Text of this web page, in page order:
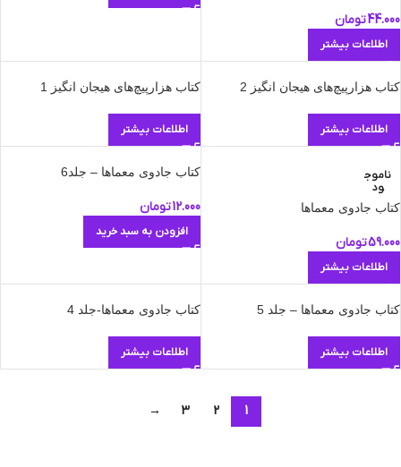
44.000تومان
اطلاعات بیشتر
کتاب هزارپیچ‌های هیجان‌ انگیز 2
اطلاعات بیشتر
کتاب هزارپیچ‌های هیجان‌ انگیز 1
اطلاعات بیشتر
ناموج
ود
کتاب جادوی معماها
59.000تومان
اطلاعات بیشتر
کتاب جادوی معماها – جلد6
12.000تومان
افزودن به سبد خرید
کتاب جادوی معماها – جلد 5
اطلاعات بیشتر
کتاب جادوی معماها-جلد 4
اطلاعات بیشتر
1
2
3
→